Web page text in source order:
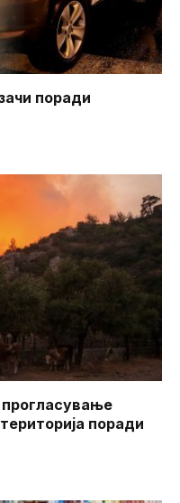
поради
поради